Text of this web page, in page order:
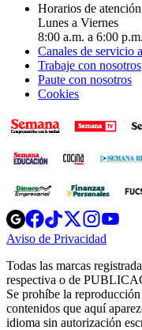
Horarios de atención
Lunes a Viernes
8:00 a.m. a 6:00 p.m.
Canales de servicio
Trabaje con nosotros
Paute con nosotros
Cookies
Opens
in
new
Opens
in
new
Opens
in
new
window
Opens
new
window
Aviso de Privacidad
new
Todas las marcas
respectiva o de
Se prohíbe la
contenidos que aquí
idioma sin autorización